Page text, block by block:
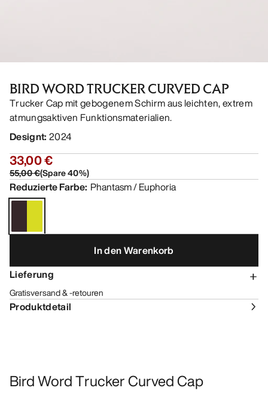
BIRD WORD TRUCKER CURVED CAP
Trucker Cap mit gebogenem Schirm aus leichten, extrem
atmungsaktiven Funktionsmaterialien.
Designt: 2024
33,00 €
55,00 €(Spare40%)
Reduzierte Farbe: Phantasm / Euphoria
In den Warenkorb
Lieferung
Gratisversand & -retouren
Produktdetail
Bird Word Trucker Curved Cap